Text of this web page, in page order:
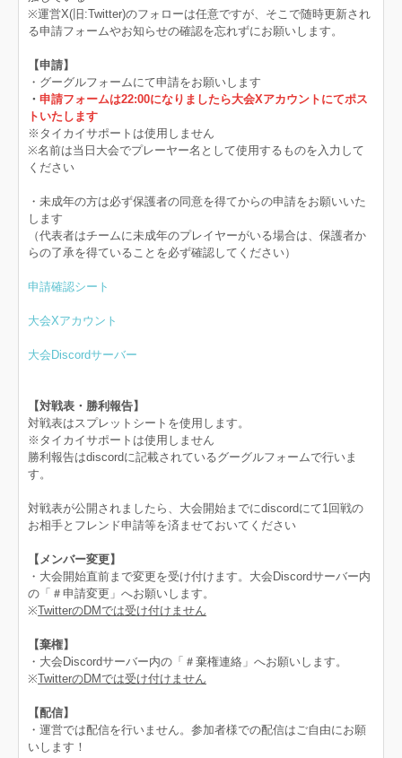
※運営X(旧:Twitter)のフォローは任意ですが、そこで随時更新され
る申請フォームやお知らせの確認を忘れずにお願いします。
【申請】
・グーグルフォームにて申請をお願いします
・ 申請フォームは22:00になりましたら大会Xアカウントにてポス
トいたします
※タイカイサポートは使用しません
※名前は当日大会でプレーヤー名として使用するものを入力して
ください
・未成年の方は必ず保護者の同意を得てからの申請をお願いいた
します
（代表者はチームに未成年のプレイヤーがいる場合は、保護者か
らの了承を得ていることを必ず確認してください）
申請確認シート
大会Xアカウント
大会Discordサーバー
【対戦表・勝利報告】
対戦表はスプレットシートを使用します。
※タイカイサポートは使用しません
勝利報告はdiscordに記載されているグーグルフォームで行いま
す。
対戦表が公開されましたら、大会開始までにdiscordにて1回戦の
お相手とフレンド申請等を済ませておいてください
【メンバー変更】
・大会開始直前まで変更を受け付けます。大会Discordサーバー内
の「＃申請変更」へお願いします。
※TwitterのDMでは受け付けません
【棄権】
・大会Discordサーバー内の「＃棄権連絡」へお願いします。
※TwitterのDMでは受け付けません
【配信】
・運営では配信を行いません。参加者様での配信はご自由にお願
いします！